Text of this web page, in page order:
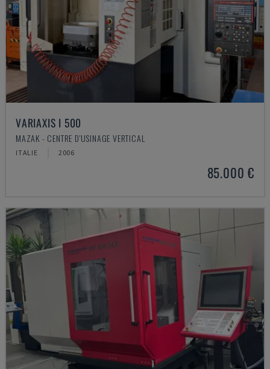
VARIAXIS I 500
MAZAK - CENTRE D'USINAGE VERTICAL
ITALIE 2006
85.000 €